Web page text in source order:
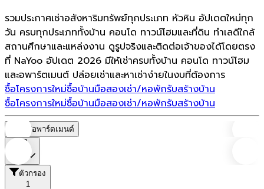
รวมประกาศเช่าอสังหาริมทรัพย์ทุกประเภท หัวหิน อัปเดตใหม่ทุก
วัน ครบทุกประเภททั้งบ้าน คอนโด ทาวน์โฮมและที่ดิน ทำเลดีใกล้
สถานศึกษาและแหล่งงาน ดูรูปจริงและติดต่อเจ้าของได้โดยตรง
ที่ NaYoo อัปเดต 2026 มีให้เช่าครบทั้งบ้าน คอนโด ทาวน์โฮม
และอพาร์ตเมนต์ ปล่อยเช่าและหาเช่าง่ายในงบที่ต้องการ
ซื้อโครงการใหม่ซื้อบ้านมือสองเช่า/หอพักรับสร้างบ้าน
ซื้อโครงการใหม่ซื้อบ้านมือสองเช่า/หอพักรับสร้างบ้าน
หอพัก/อพาร์ตเมนต์
ตัวกรอง
1